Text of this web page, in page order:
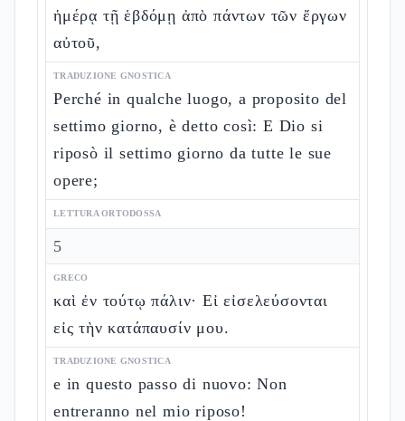
ἡμέρᾳ τῇ ἑβδόμῃ ἀπὸ πάντων τῶν ἔργων
αὐτοῦ,
TRADUZIONE GNOSTICA
Perché in qualche luogo, a proposito del
settimo giorno, è detto così: E Dio si
riposò il settimo giorno da tutte le sue
opere;
LETTURA ORTODOSSA
5
GRECO
καὶ ἐν τούτῳ πάλιν· Εἰ εἰσελεύσονται
εἰς τὴν κατάπαυσίν μου.
TRADUZIONE GNOSTICA
e in questo passo di nuovo: Non
entreranno nel mio riposo!